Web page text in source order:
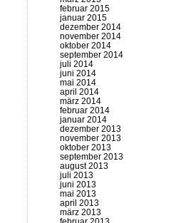
februar 2015
januar 2015
dezember 2014
november 2014
oktober 2014
september 2014
juli 2014
juni 2014
mai 2014
april 2014
märz 2014
februar 2014
januar 2014
dezember 2013
november 2013
oktober 2013
september 2013
august 2013
juli 2013
juni 2013
mai 2013
april 2013
märz 2013